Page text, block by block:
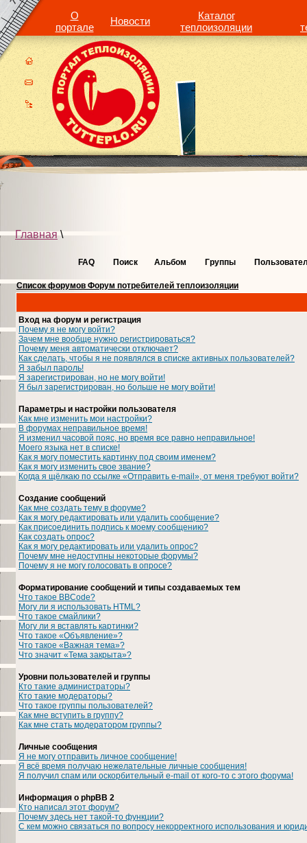
О
портале
Новости
Каталог
теплоизоляции
Главная\
FAQ Поиск Альбом Группы
Список форумов Форум потребителей теплоизоляции
Вход на форум и регистрация
Почему я не могу войти?
Зачем мне вообще нужно регистрироваться?
Почему меня автоматически отключает?
Как сделать, чтобы я не появлялся в списке активных пользователей?
Я забыл пароль!
Я зарегистрирован, но не могу войти!
Я был зарегистрирован, но больше не могу войти!
Параметры и настройки пользователя
Как мне изменить мои настройки?
В форумах неправильное время!
Я изменил часовой пояс, но время все равно неправильное!
Моего языка нет в списке!
Как я могу поместить картинку под своим именем?
Как я могу изменить свое звание?
Когда я щёлкаю по ссылке «Отправить e-mail», от меня требуют войти?
Создание сообщений
Как мне создать тему в форуме?
Как я могу редактировать или удалить сообщение?
Как присоединить подпись к моему сообщению?
Как создать опрос?
Как я могу редактировать или удалить опрос?
Почему мне недоступны некоторые форумы?
Почему я не могу голосовать в опросе?
Форматирование сообщений и типы создаваемых тем
Что такое BBCode?
Могу ли я использовать HTML?
Что такое смайлики?
Могу ли я вставлять картинки?
Что такое «Объявление»?
Что такое «Важная тема»?
Что значит «Тема закрыта»?
Уровни пользователей и группы
Кто такие администраторы?
Кто такие модераторы?
Что такое группы пользователей?
Как мне вступить в группу?
Как мне стать модератором группы?
Личные сообщения
Я не могу отправить личное сообщение!
Я всё время получаю нежелательные личные сообщения!
Я получил спам или оскорбительный e-mail от кого-то с этого форума!
Информация о phpBB 2
Кто написал этот форум?
Почему здесь нет такой-то функции?
С кем можно связаться по вопросу некорректного использования и